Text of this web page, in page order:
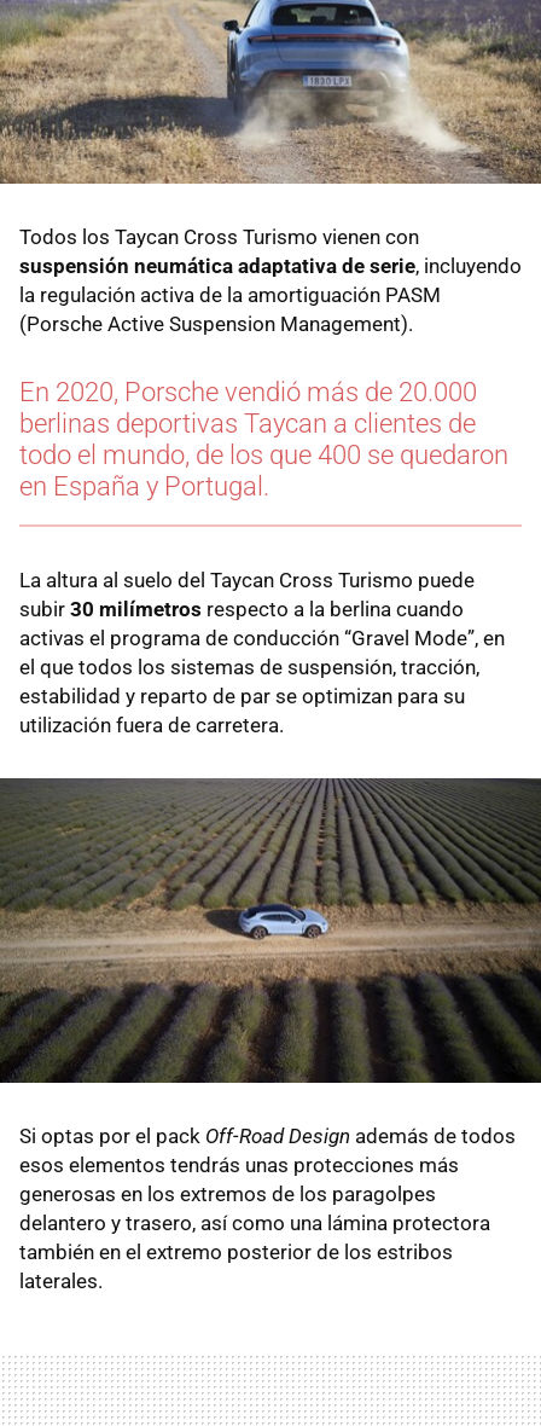
Todos los Taycan Cross Turismo vienen con
suspensión neumática adaptativa de serie, incluyendo
la regulación activa de la amortiguación PASM
(Porsche Active Suspension Management).
En 2020, Porsche vendió más de 20.000
berlinas deportivas Taycan a clientes de
todo el mundo, de los que 400 se quedaron
en España y Portugal.
La altura al suelo del Taycan Cross Turismo puede
subir 30 milímetros respecto a la berlina cuando
activas el programa de conducción “Gravel Mode”, en
el que todos los sistemas de suspensión, tracción,
estabilidad y reparto de par se optimizan para su
utilización fuera de carretera.
Si optas por el pack Off-Road Design además de todos
esos elementos tendrás unas protecciones más
generosas en los extremos de los paragolpes
delantero y trasero, así como una lámina protectora
también en el extremo posterior de los estribos
laterales.